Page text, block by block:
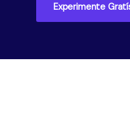
Experimente